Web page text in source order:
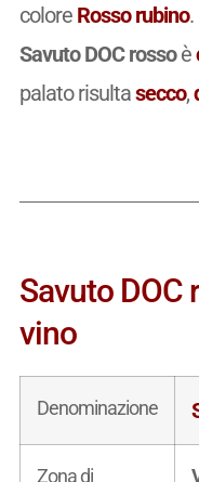
colore Rosso rubino.
Savuto DOC rossoè
palato risultasecco,
Savuto DOC
vino
Denominazione
Zona di